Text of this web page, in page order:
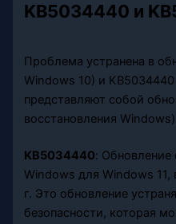
KB5034440 и
Проблема устранена в
Windows 10) и
представляют собой
восстановления
KB5034440: Обновление
Windows для Windows 11,
г. Это обновление
безопасности, которая